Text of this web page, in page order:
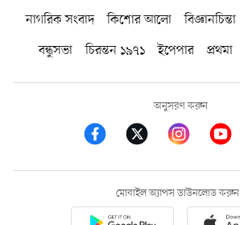
নাগরিক সংবাদ কিশোর আলো বিজ্ঞানচিন্তা
বন্ধুসভা
চিরন্তন ১৯৭১ ইপেপার প্রথমা
অনুসরণ করুন
মোবাইল অ্যাপস ডাউনলোড করুন